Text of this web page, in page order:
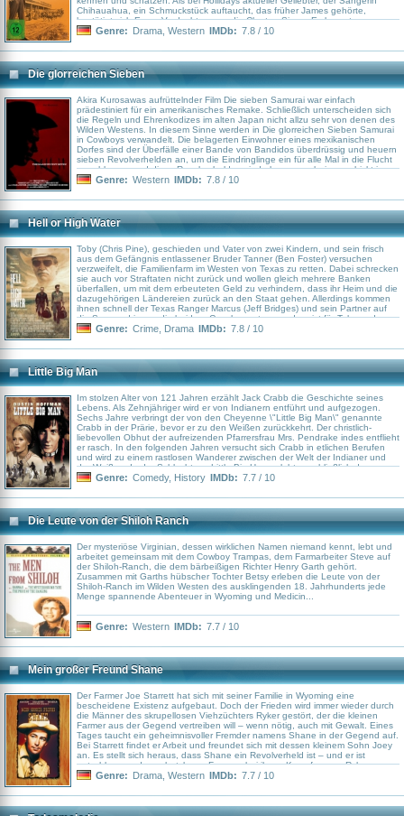
Chihauahua, ein Schmuckstück auftaucht, das früher James gehörte,
bestätigt sich Earps Verdacht gegen die Clanton-Sippe. Es kommt zum
großen Showdown am O.K. Corral.
Genre: Drama Western IMDb: 7.8 / 10
Die glorreichen Sieben
Akira Kurosawas aufrüttelnder Film Die sieben Samurai war einfach
prädestiniert für ein amerikanisches Remake. Schließlich unterscheiden sich
die Regeln und Ehrenkodizes im alten Japan nicht allzu sehr von denen des
Wilden Westens. In diesem Sinne werden in Die glorreichen Sieben Samurai
in Cowboys verwandelt. Die belagerten Einwohner eines mexikanischen
Dorfes sind der Überfälle einer Bande von Bandidos überdrüssig und heuern
sieben Revolverhelden an, um die Eindringlinge ein für alle Mal in die Flucht
zu schlagen, und diese Revolverhelden sind ebenso cool wie geschickt im
Umgang mit der Waffe.
Genre: Western IMDb: 7.8 / 10
Hell or High Water
Toby (Chris Pine), geschieden und Vater von zwei Kindern, und sein frisch
aus dem Gefängnis entlassener Bruder Tanner (Ben Foster) versuchen
verzweifelt, die Familienfarm im Westen von Texas zu retten. Dabei schrecken
sie auch vor Straftaten nicht zurück und wollen gleich mehrere Banken
überfallen, um mit dem erbeuteten Geld zu verhindern, dass ihr Heim und die
dazugehörigen Ländereien zurück an den Staat gehen. Allerdings kommen
ihnen schnell der Texas Ranger Marcus (Jeff Bridges) und sein Partner auf
die Spur und jagen die beiden. Geschnappt zu werden, ist für Toby und
Tanner jedoch keine akzeptable Option...
Genre: Crime Drama IMDb: 7.8 / 10
Little Big Man
Im stolzen Alter von 121 Jahren erzählt Jack Crabb die Geschichte seines
Lebens. Als Zehnjähriger wird er von Indianern entführt und aufgezogen.
Sechs Jahre verbringt der von den Cheyenne \"Little Big Man\" genannte
Crabb in der Prärie, bevor er zu den Weißen zurückkehrt. Der christlich-
liebevollen Obhut der aufreizenden Pfarrersfrau Mrs. Pendrake indes entflieht
er rasch. In den folgenden Jahren versucht sich Crabb in etlichen Berufen
und wird zu einem rastlosen Wanderer zwischen der Welt der Indianer und
der Weißen. In der Schlacht am Little Big Horn erlebt er schließlich den
letzten Sieg der amerikanischen Ureinwohner und kehrt als einziger weißer
Genre: Comedy, History IMDb: 7.7 / 10
Die Leute von der Shiloh Ranch
Der mysteriöse Virginian, dessen wirklichen Namen niemand kennt, lebt und
arbeitet gemeinsam mit dem Cowboy Trampas, dem Farmarbeiter Steve auf
der Shiloh-Ranch, die dem bärbeißigen Richter Henry Garth gehört.
Zusammen mit Garths hübscher Tochter Betsy erleben die Leute von der
Shiloh-Ranch im Wilden Westen des ausklingenden 18. Jahrhunderts jede
Menge spannende Abenteuer in Wyoming und Medicin...
Genre: Western IMDb: 7.7 / 10
Mein großer Freund Shane
Der Farmer Joe Starrett hat sich mit seiner Familie in Wyoming eine
bescheidene Existenz aufgebaut. Doch der Frieden wird immer wieder durch
die Männer des skrupellosen Viehzüchters Ryker gestört, der die kleinen
Farmer aus der Gegend vertreiben will – wenn nötig, auch mit Gewalt. Eines
Tages taucht ein geheimnisvoller Fremder namens Shane in der Gegend auf.
Bei Starrett findet er Arbeit und freundet sich mit dessen kleinem Sohn Joey
an. Es stellt sich heraus, dass Shane ein Revolverheld ist – und er ist
entschlossen, den schutzlosen Farmern bei ihrem Kampf gegen Rykers
Bande zu helfen.
Genre: Drama Western IMDb: 7.7 / 10